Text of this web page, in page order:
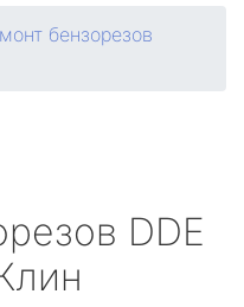
бензорезов
DDE